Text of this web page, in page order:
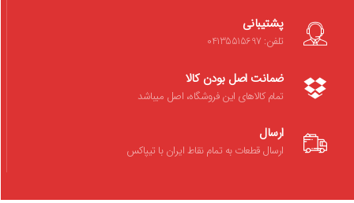
پشتیبانی
تلفن: 04135515697
ضمانت اصل بودن کالا
تمام کالاهای این فروشگاه، اصل میباشد
ارسال
ارسال قطعات به تمام نقاط ایران با تیپاکس